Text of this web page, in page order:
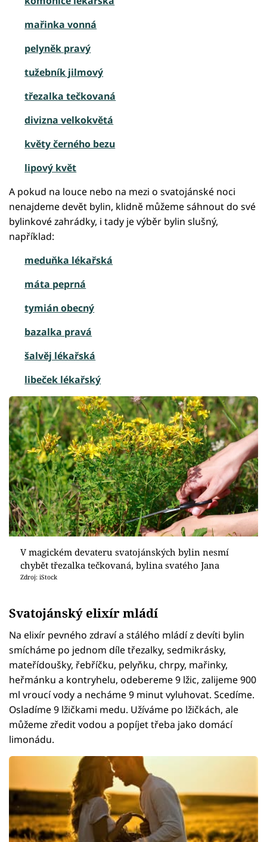
mařinka vonná
pelyněk pravý
tužebník jilmový
třezalka tečkovaná
divizna velkokvětá
květy černého bezu
lipový květ
A pokud na louce nebo na mezi o svatojánské noci
nenajdeme devět bylin, klidně můžeme sáhnout do své
bylinkové zahrádky, i tady je výběr bylin slušný,
například:
meduňka lékařská
máta peprná
tymián obecný
bazalka pravá
šalvěj lékařská
libeček lékařský
V magickém devateru svatojánských bylin nesmí
chybět třezalka tečkovaná, bylina svatého Jana
Zdroj: iStock
Svatojánský elixír mládí
Na elixír pevného zdraví a stálého mládí z devíti bylin
smícháme po jednom díle třezalky, sedmikrásky,
mateřídoušky, řebříčku, pelyňku, chrpy, mařinky,
heřmánku a kontryhelu, odebereme 9 lžic, zalijeme 900
ml vroucí vody a necháme 9 minut vyluhovat. Scedíme.
Osladíme 9 lžičkami medu. Užíváme po lžičkách, ale
můžeme zředit vodou a popíjet třeba jako domácí
limonádu.